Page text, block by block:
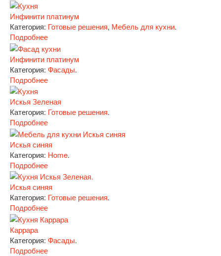
Инфинити платинум
Категория: Готовые решения, Мебель для кухни.
Подробнее
Инфинити платинум
Категория: Фасады.
Подробнее
Искья Зеленая
Категория: Готовые решения.
Подробнее
Искья синяя
Категория: Home.
Подробнее
Искья синяя
Категория: Готовые решения.
Подробнее
Каррара
Категория: Фасады.
Подробнее